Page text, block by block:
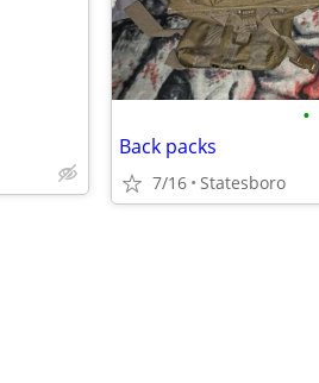
•
Back packs
7/16 Statesboro